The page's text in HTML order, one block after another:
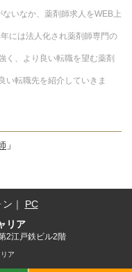
いなか、薬剤師求人をWEB上
には法人化され薬剤師専門の
く、より良い転職を望む薬剤
い転職先を紹介していきま
」
ン ｜ PC
リア
2江戸鉄ビル2階
ア